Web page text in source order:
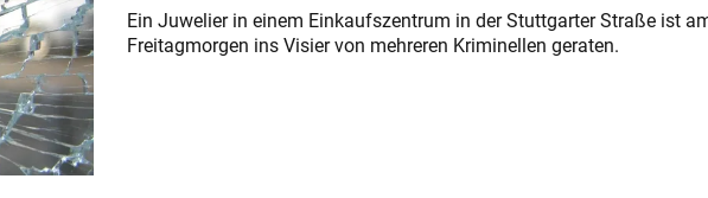
Ein Juwelier in einem Einkaufszentrum in der Stuttgarter Straße ist
Freitagmorgen ins Visier von mehreren Kriminellen geraten.